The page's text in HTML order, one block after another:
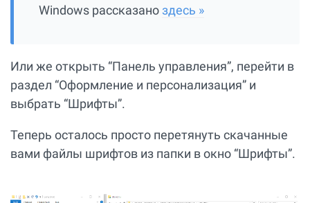
Windows рассказаноздесь »
Или же открыть “Панель управления”, перейти в
раздел “Оформление и персонализация” и
выбрать “Шрифты”.
Теперь осталось просто перетянуть скачанные
вами файлы шрифтов из папки в окно “Шрифты”.